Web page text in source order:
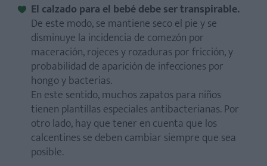
El calzado para el bebé debe ser transpirable.
De este modo, se mantiene seco el pie y se
disminuye la incidencia de comezón por
maceración, rojeces y rozaduras por fricción, y
probabilidad de aparición de infecciones por
hongo y bacterias.
En este sentido, muchos zapatos para niños
tienen plantillas especiales antibacterianas. Por
otro lado, hay que tener en cuenta que los
calcentines se deben cambiar siempre que sea
posible.